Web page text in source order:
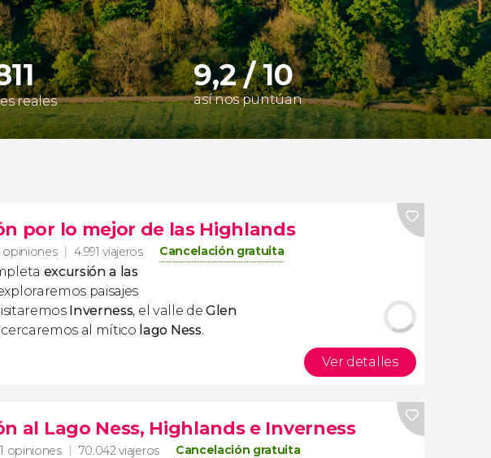
reales
9,2 / 10
así nos puntúan
por lo mejor de las Highlands
opiniones 4.991 viajeros Cancelación gratuita
excursión a las
paisajes
Inverness, el valle de Glen
al mítico lago Ness.
Ver detalles
al Lago Ness, Highlands e Inverness
opiniones 70.042 viajeros Cancelación gratuita